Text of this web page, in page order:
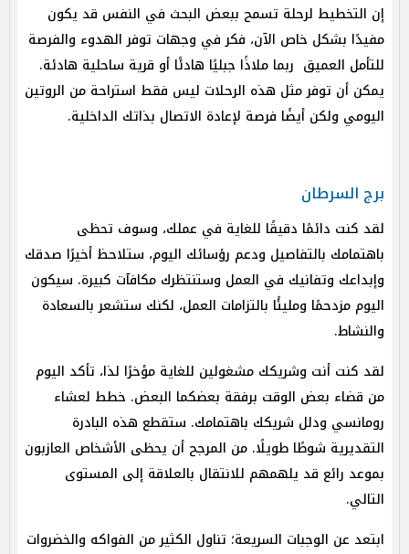
إن التخطيط لرحلة تسمح ببعض البحث في النفس قد يكون
مفيدًا بشكل خاص الآن، فكر في وجهات توفر الهدوء والفرصة
للتأمل العميق ربما ملاذًا جبليًا هادئًا أو قرية ساحلية هادئة.
يمكن أن توفر مثل هذه الرحلات ليس فقط استراحة من الروتين
اليومي ولكن أيضًا فرصة لإعادة الاتصال بذاتك الداخلية.
برج السرطان
لقد كنت دائمًا دقيقًا للغاية في عملك، وسوف تحظى
باهتمامك بالتفاصيل ودعم رؤسائك اليوم، ستلاحظ أخيرًا صدقك
وإبداعك وتفانيك في العمل وستنتظرك مكافآت كبيرة. سيكون
اليوم مزدحمًا ومليئًا بالتزامات العمل، لكنك ستشعر بالسعادة
والنشاط.
لقد كنت أنت وشريكك مشغولين للغاية مؤخرًا لذا، تأكد اليوم
من قضاء بعض الوقت برفقة بعضكما البعض. خطط لعشاء
رومانسي ودلل شريكك باهتمامك. ستقطع هذه البادرة
التقديرية شوطًا طويلًا. من المرجح أن يحظى الأشخاص العازبون
بموعد رائع قد يلهمهم للانتقال بالعلاقة إلى المستوى
التالي.
ابتعد عن الوجبات السريعة؛ تناول الكثير من الفواكه والخضروات